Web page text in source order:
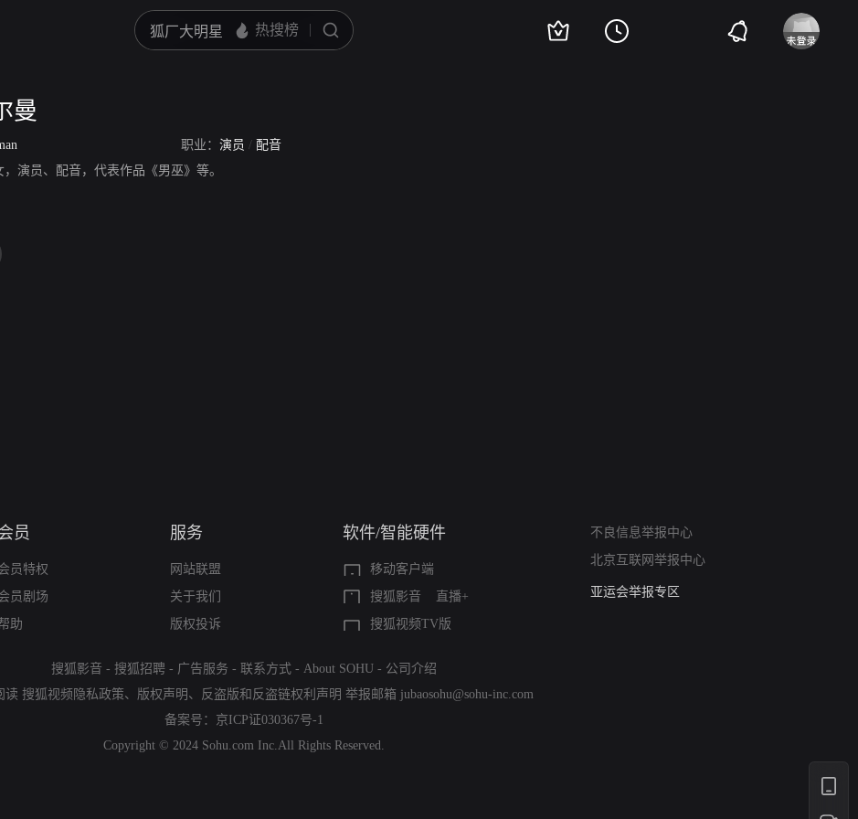
曼
职业： 演员 / 配音
，演员、配音，代表作品《男巫》等。
员
员特权
员剧场
助
服务
网站联盟
关于我们
版权投诉
软件/智能硬件
移动客户端
搜狐影音
直播+
搜狐视频TV版
不良信息举报中心
北京互联网举报中心
算法推荐专项举报
亚运会举报专区
搜狐影音 - 搜狐招聘 - 广告服务 - 联系方式 - About SOHU - 公司介绍
读 搜狐视频隐私政策、 版权声明 、 反盗版和反盗链权利声明 举报邮箱 jubaosohu@sohu-inc.com
备案号： 京ICP证030367号-1
Copyright © 2024 Sohu.com Inc.All Rights Reserved.